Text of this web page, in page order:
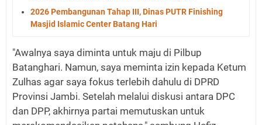
2026 Pembangunan Tahap III, Dinas PUTR Finishing
Masjid Islamic Center Batang Hari
"Awalnya saya diminta untuk maju di Pilbup
Batanghari. Namun, saya meminta izin kepada Ketum
Zulhas agar saya fokus terlebih dahulu di DPRD
Provinsi Jambi. Setelah melalui diskusi antara DPC
dan DPP, akhirnya partai memutuskan untuk